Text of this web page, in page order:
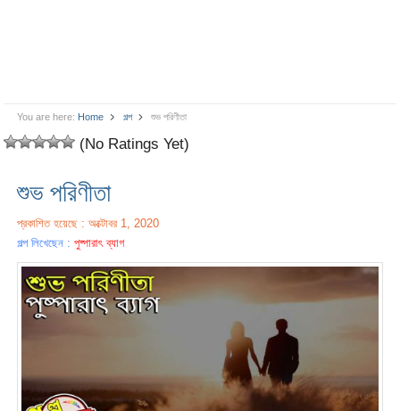
You are here: Home গল্প শুভ পরিণীতা
(No Ratings Yet)
শুভ পরিণীতা
প্রকাশিত হয়েছে : অক্টোবর 1, 2020
গল্প লিখেছেন :পুষ্পারাৎ ব্যাগ